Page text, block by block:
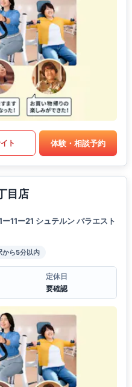
ト 体験・相談予約
目店
11ー21 シュテルン パラエスト
から5分以内
定休日
要確認